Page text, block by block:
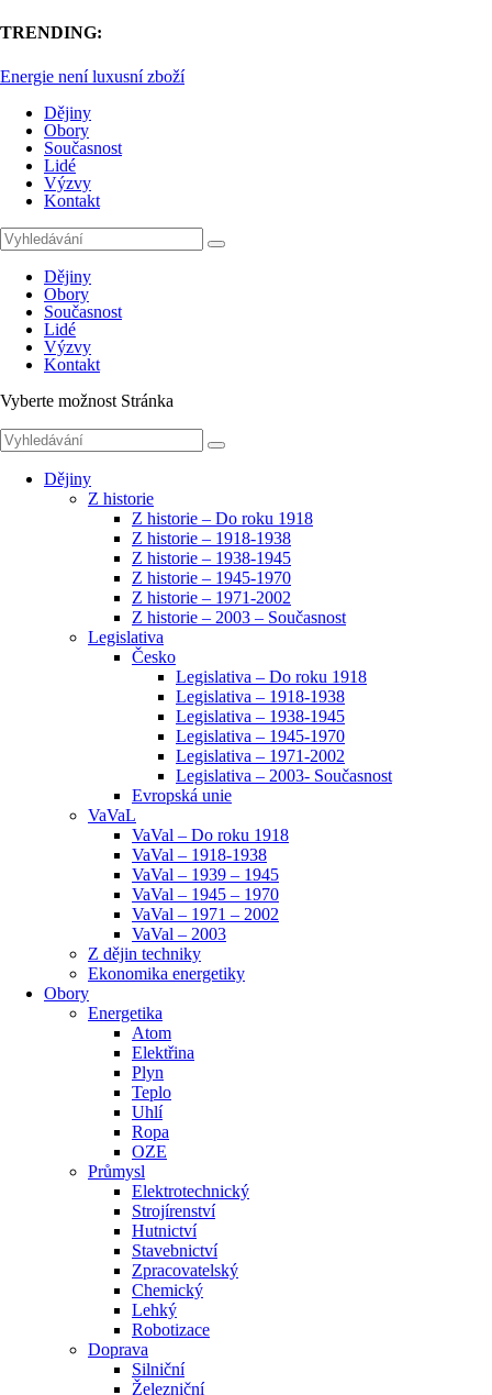
TRENDING:
Energie není luxusní zboží
Dějiny
Obory
Současnost
Lidé
Výzvy
Kontakt
Dějiny
Obory
Současnost
Lidé
Výzvy
Kontakt
Vyberte možnost Stránka
Dějiny
Z historie
Z historie – Do roku 1918
Z historie – 1918-1938
Z historie – 1938-1945
Z historie – 1945-1970
Z historie – 1971-2002
Z historie – 2003 – Současnost
Legislativa
Česko
Legislativa – Do roku 1918
Legislativa – 1918-1938
Legislativa – 1938-1945
Legislativa – 1945-1970
Legislativa – 1971-2002
Legislativa – 2003- Současnost
Evropská unie
VaVaL
VaVal – Do roku 1918
VaVal – 1918-1938
VaVal – 1939 – 1945
VaVal – 1945 – 1970
VaVal – 1971 – 2002
VaVal – 2003
Z dějin techniky
Ekonomika energetiky
Obory
Energetika
Atom
Elektřina
Plyn
Teplo
Uhlí
Ropa
OZE
Průmysl
Elektrotechnický
Strojírenství
Hutnictví
Stavebnictví
Zpracovatelský
Chemický
Lehký
Robotizace
Doprava
Silniční
Železniční